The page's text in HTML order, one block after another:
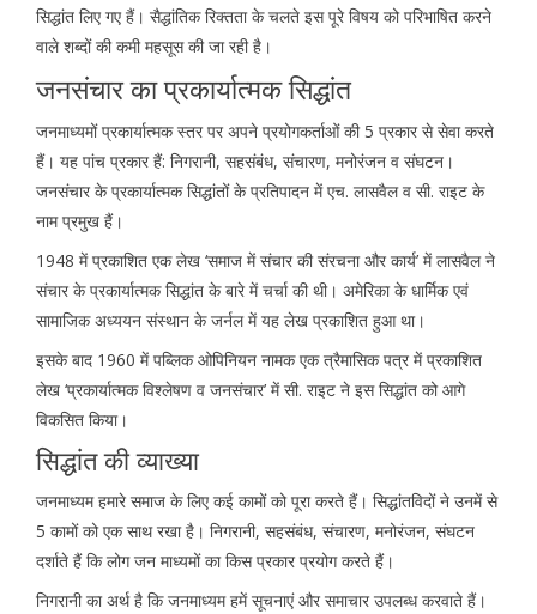
सिद्धांत लिए गए हैं। सैद्धांतिक रिक्तता के चलते इस पूरे विषय को परिभाषित करने
वाले शब्दों की कमी महसूस की जा रही है।
जनसंचार का प्रकार्यात्मक सिद्धांत
जनमाध्यमों प्रकार्यात्मक स्तर पर अपने प्रयोगकर्ताओं की 5 प्रकार से सेवा करते
हैं। यह पांच प्रकार हैं: निगरानी, सहसंबंध, संचारण, मनोरंजन व संघटन।
जनसंचार के प्रकार्यात्मक सिद्धांतों के प्रतिपादन में एच. लासवैल व सी. राइट के
नाम प्रमुख हैं।
1948 में प्रकाशित एक लेख ‘समाज में संचार की संरचना और कार्य’ में लासवैल ने
संचार के प्रकार्यात्मक सिद्धांत के बारे में चर्चा की थी। अमेरिका के धार्मिक एवं
सामाजिक अध्ययन संस्थान के जर्नल में यह लेख प्रकाशित हुआ था।
इसके बाद 1960 में पब्लिक ओपिनियन नामक एक त्रैमासिक पत्र में प्रकाशित
लेख ‘प्रकार्यात्मक विश्लेषण व जनसंचार’ में सी. राइट ने इस सिद्धांत को आगे
विकसित किया।
सिद्धांत की व्याख्या
जनमाध्यम हमारे समाज के लिए कई कामों को पूरा करते हैं। सिद्धांतविदों ने उनमें से
5 कामों को एक साथ रखा है। निगरानी, सहसंबंध, संचारण, मनोरंजन, संघटन
दर्शाते हैं कि लोग जन माध्यमों का किस प्रकार प्रयोग करते हैं।
निगरानी का अर्थ है कि जनमाध्यम हमें सूचनाएं और समाचार उपलब्ध करवाते हैं।